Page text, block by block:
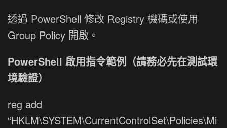
透過 PowerShell 修改 Registry 機碼或使用
Group Policy 開啟。
PowerShell 啟用指令範例（請務必先在測試環
境驗證）
reg add
“HKLM\SYSTEM\CurrentControlSet\Policies\Mi